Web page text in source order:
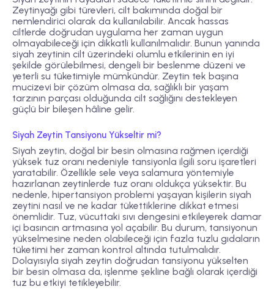
Zeytinyağı gibi türevleri, cilt bakımında doğal bir
nemlendirici olarak da kullanılabilir. Ancak hassas
ciltlerde doğrudan uygulama her zaman uygun
olmayabileceği için dikkatli kullanılmalıdır. Bunun yanında
siyah zeytinin cilt üzerindeki olumlu etkilerinin en iyi
şekilde görülebilmesi, dengeli bir beslenme düzeni ve
yeterli su tüketimiyle mümkündür. Zeytin tek başına
mucizevi bir çözüm olmasa da, sağlıklı bir yaşam
tarzının parçası olduğunda cilt sağlığını destekleyen
güçlü bir bileşen hâline gelir.
Siyah Zeytin Tansiyonu Yükseltir mi?
Siyah zeytin, doğal bir besin olmasına rağmen içerdiği
yüksek tuz oranı nedeniyle tansiyonla ilgili soru işaretleri
yaratabilir. Özellikle sele veya salamura yöntemiyle
hazırlanan zeytinlerde tuz oranı oldukça yüksektir. Bu
nedenle, hipertansiyon problemi yaşayan kişilerin siyah
zeytini nasıl ve ne kadar tükettiklerine dikkat etmesi
önemlidir. Tuz, vücuttaki sıvı dengesini etkileyerek damar
içi basıncın artmasına yol açabilir. Bu durum, tansiyonun
yükselmesine neden olabileceği için fazla tuzlu gıdaların
tüketimi her zaman kontrol altında tutulmalıdır.
Dolayısıyla siyah zeytin doğrudan tansiyonu yükselten
bir besin olmasa da, işlenme şekline bağlı olarak içerdiği
tuz bu etkiyi tetikleyebilir.